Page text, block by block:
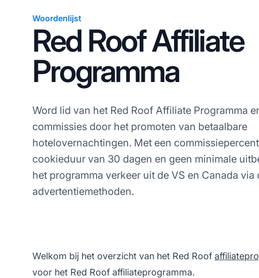
Woordenlijst
Red Roof Affiliate
Programma
Word lid van het Red Roof Affiliate Programma
commissies door het promoten van betaalbare
hotelovernachtingen. Met een
cookieduur van 30 dagen en geen minimale
het programma verkeer uit de VS en Canada via
advertentiemethoden.
Welkom bij het overzicht van het Red Roof
voor het Red Roof affiliateprogramma.